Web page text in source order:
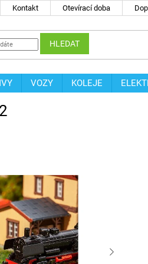
Kontakt Otevírací doba
HLEDAT
VOZY KOLEJE